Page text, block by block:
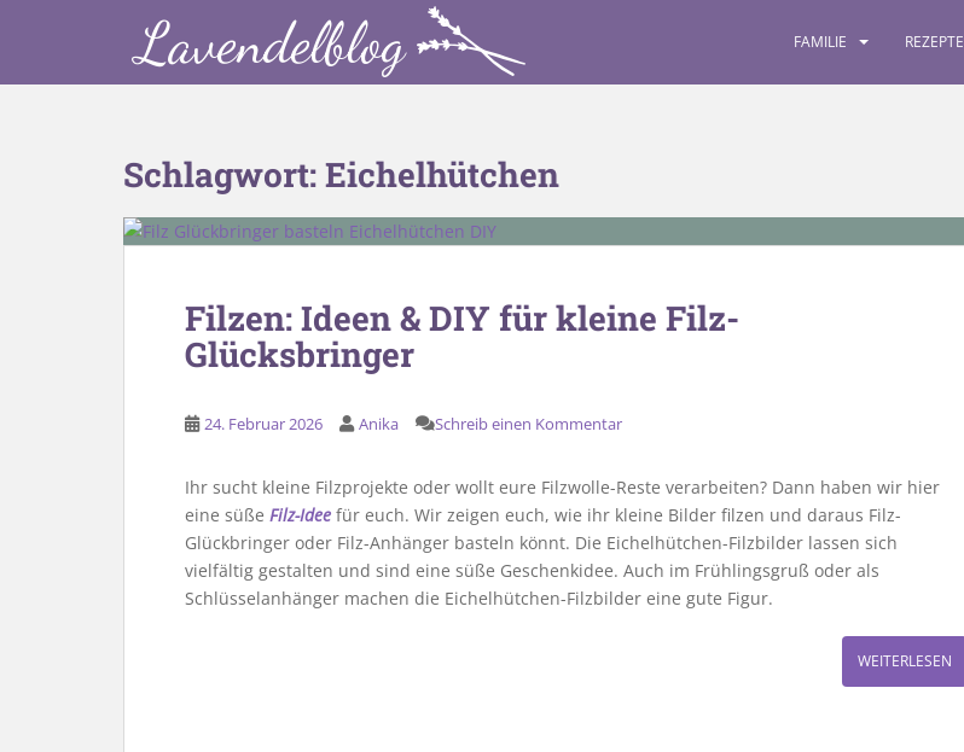
FAMILIE REZEPTE
Schlagwort:Eichelhütchen
Filzen: Ideen & DIY für kleine Filz-
Glücksbringer
24. Februar 2026 Anika Schreib einen Kommentar
Ihr sucht kleine Filzprojekte oder wollt eure Filzwolle-Reste verarbeiten? Dann haben wir hier
eine süße Filz-Idee für euch. Wir zeigen euch, wie ihr kleine Bilder filzen und daraus Filz-
Glückbringer oder Filz-Anhänger basteln könnt. Die Eichelhütchen-Filzbilder lassen sich
vielfältig gestalten und sind eine süße Geschenkidee. Auch im Frühlingsgruß oder als
Schlüsselanhänger machen die Eichelhütchen-Filzbilder eine gute Figur.
WEITERLESEN